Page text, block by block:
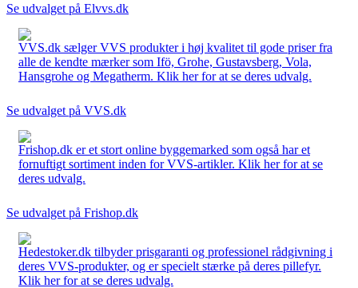
Se udvalget på Elvvs.dk
VVS.dk sælger VVS produkter i høj kvalitet til gode priser fra
alle de kendte mærker som Ifö, Grohe, Gustavsberg, Vola,
Hansgrohe og Megatherm. Klik her for at se deres udvalg.
Se udvalget på VVS.dk
Frishop.dk er et stort online byggemarked som også har et
fornuftigt sortiment inden for VVS-artikler. Klik her for at se
deres udvalg.
Se udvalget på Frishop.dk
Hedestoker.dk tilbyder prisgaranti og professionel rådgivning i
deres VVS-produkter, og er specielt stærke på deres pillefyr.
Klik her for at se deres udvalg.